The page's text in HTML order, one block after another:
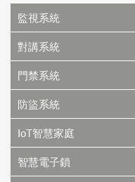
監視系統
對講系統
門禁系統
防盜系統
IoT智慧家庭
智慧電子鎖